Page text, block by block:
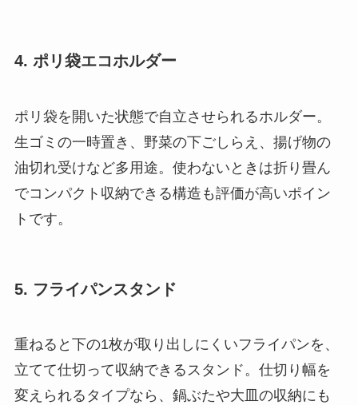
4. ポリ袋エコホルダー
ポリ袋を開いた状態で自立させられるホルダー。
生ゴミの一時置き、野菜の下ごしらえ、揚げ物の
油切れ受けなど多用途。使わないときは折り畳ん
でコンパクト収納できる構造も評価が高いポイン
トです。
5. フライパンスタンド
重ねると下の1枚が取り出しにくいフライパンを、
立てて仕切って収納できるスタンド。仕切り幅を
変えられるタイプなら、鍋ぶたや大皿の収納にも